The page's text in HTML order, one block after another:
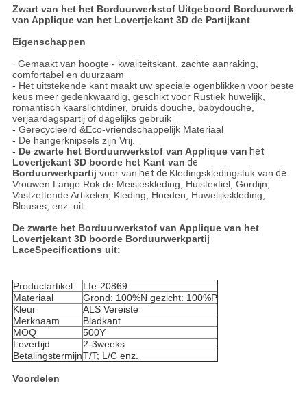
Zwart van het het Borduurwerkstof Uitgeboord Borduurwerk
van Applique van het Lovertjekant 3D de Partijkant
Eigenschappen
- Gemaakt van hoogte - kwaliteitskant, zachte aanraking,
comfortabel en duurzaam
- Het uitstekende kant maakt uw speciale ogenblikken voor beste
keus meer gedenkwaardig, geschikt voor Rustiek huwelijk,
romantisch kaarslichtdiner, bruids douche, babydouche,
verjaardagspartij of dagelijks gebruik
- Gerecycleerd &Eco-vriendschappelijk Materiaal
- De hangerknipsels zijn Vrij.
- De zwarte het Borduurwerkstof van Applique van het
Lovertjekant 3D boorde het Kant van de
Borduurwerkpartij voor van het de Kledingskledingstuk van de
Vrouwen Lange Rok de Meisjeskleding, Huistextiel, Gordijn,
Vastzettende Artikelen, Kleding, Hoeden, Huwelijkskleding,
Blouses, enz. uit
De zwarte het Borduurwerkstof van Applique van het
Lovertjekant 3D boorde Borduurwerkpartij
LaceSpecifications uit:
Productartikel
Lfe-20869
Materiaal
Grond: 100%N gezicht: 100%P
Kleur
ALS Vereiste
Merknaam
Bladkant
MOQ
500Y
Levertijd
2-3weeks
BetalingstermijnT/T; L/C enz.
Voordelen